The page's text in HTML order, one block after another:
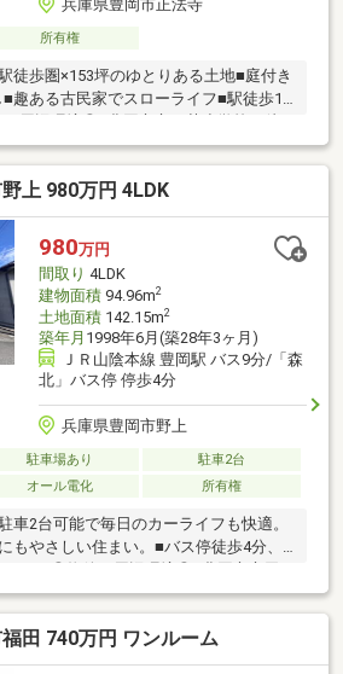
兵庫県豊岡市正法寺
所有権
歩圏×153坪のゆとりある土地■庭付き
趣ある古民家でスローライフ■駅徒歩13
周辺環境◎■豊岡市立五荘小学校：徒
中学校：徒歩約30分■フレッシュバザー
徒歩約4分■ミニストップ 豊岡正法寺
イフ不動産◆当日の内覧・ご見学もご
電話でも各種ご相談を承っております！
『リフォーム』『新築』などのご相談は
産』におまかせ下さい！
上 980万円 4LDK
980万円
間取り 4LDK
建物面積94.96m2
土地面積142.15m2
築年月 1998年6月(築28年3ヶ月)
ＪＲ山陰本線 豊岡駅 バス9分/「森
北」バス停 停歩4分
兵庫県豊岡市野上
駐車場あり
駐車2台
オール電化 所有権
2台可能で毎日のカーライフも快適。
もやさしい住まい。■バス停徒歩4分、
岡市立豊岡北中学校：徒歩約39分■バ
レッシュ館：車約4分◆ホームライフ
学もご相談ください♪メールやお電話
ります！『お家探し』『ご売却』『リ
田 740万円 ワンルーム